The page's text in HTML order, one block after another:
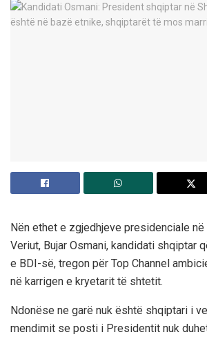
Nën ethet e zgjedhjeve presidenciale
Veriut, Bujar Osmani, kandidati shqiptar
e BDI-së, tregon për Top Channel
në karrigen e kryetarit të shtetit.
Ndonëse ne garë nuk është shqiptari i
mendimit se posti i Presidentit nuk